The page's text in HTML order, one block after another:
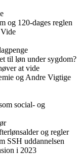
og 120-dages reglen
til løn under sygdom?
at vide
og Andre Vigtige
social- og
og regler
SSH uddannelsen
i 2023